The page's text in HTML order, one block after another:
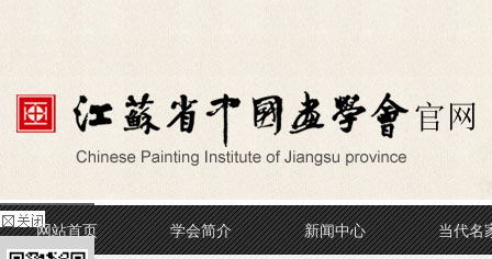
网站首页 学会简介 新闻中心 当代名